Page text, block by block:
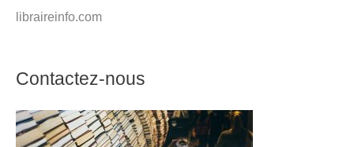
libraireinfo.com
Contactez-nous